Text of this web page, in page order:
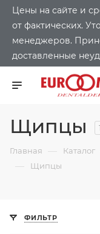
Цены на сайте и
от фактических.
менеджеров.
доставленные
Щипцы
Главная — Каталог
— Щипцы
ФИЛЬТР